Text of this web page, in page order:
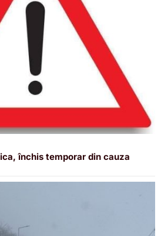
închis temporar din cauza